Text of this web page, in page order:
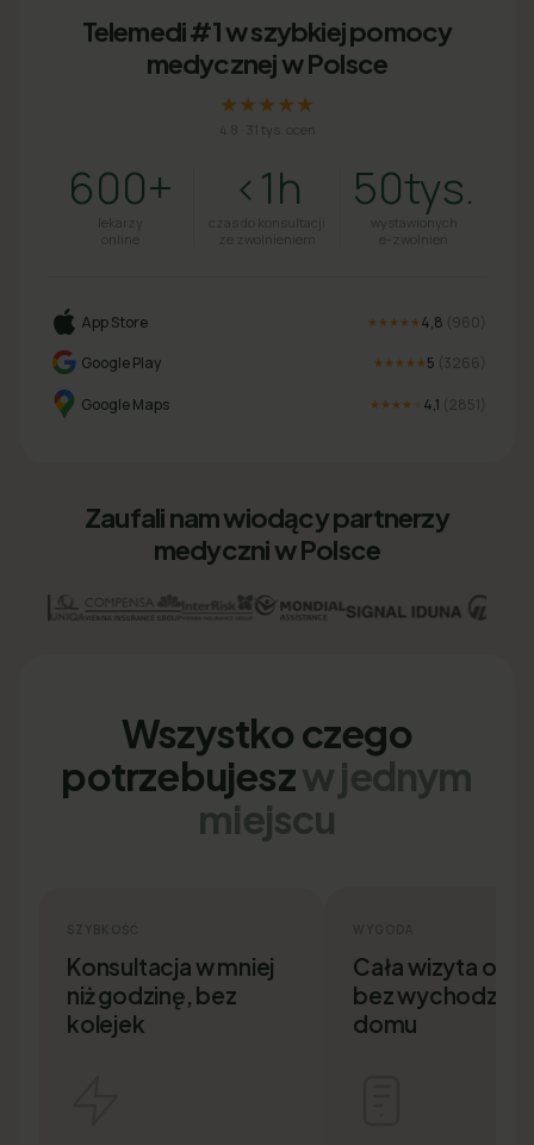
Telemedi #1 w szybkiej pomocy
medycznej w Polsce
★★★★★
4.8 31 tys. ocen
600+
lekarzy
online
<1h
czas do konsultacji
ze zwolnieniem
50tys.
wystawionych
e-zwolnień
App Store ★★★★★ 4,8 (960
Google Play
★★★★★ 5 (3266
Google Maps ★★★★ 4,1 (2851
Zaufali nam wiodący partnerzy
medyczni w Polsce
Wszystko czego
potrzebujeszw jednym
miejscu
SZYBKOŚĆ
Konsultacja w mniej
niż godzinę, bez
kolejek
WYGODA
Cała wizyta
bez
domu